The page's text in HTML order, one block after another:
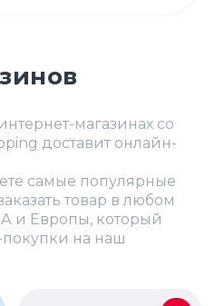
магазинах со
доставит онлайн-
самые популярные
товар в любом
и Европы, который
на наш